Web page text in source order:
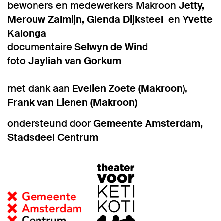
bewoners en medewerkers Makroon Jetty,
Merouw Zalmijn, Glenda Dijksteel en Yvette
Kalonga
documentaire Selwyn de Wind
fotoJayliah van Gorkum
met dank aan Evelien Zoete (Makroon),
Frank van Lienen (Makroon)
ondersteund doorGemeente Amsterdam,
Stadsdeel Centrum